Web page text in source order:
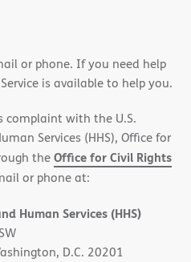
or phone. If you need help
is available to help you.
complaint with the U.S.
Services (HHS), Office for
theOffice for Civil Rights
or phone at:
Human Services (HHS)
D.C. 20201